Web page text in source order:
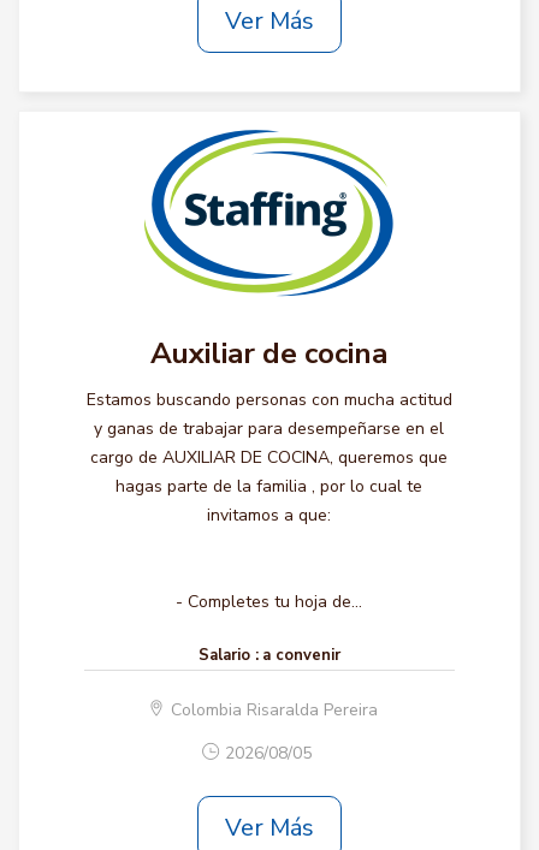
Ver Más
Auxiliar de cocina
Estamos buscando personas con mucha actitud
y ganas de trabajar para desempeñarse en el
cargo de AUXILIAR DE COCINA, queremos que
hagas parte de la familia , por lo cual te
invitamos a que:
- Completes tu hoja de...
Salario : a convenir
Colombia Risaralda Pereira
2026/08/05
Ver Más